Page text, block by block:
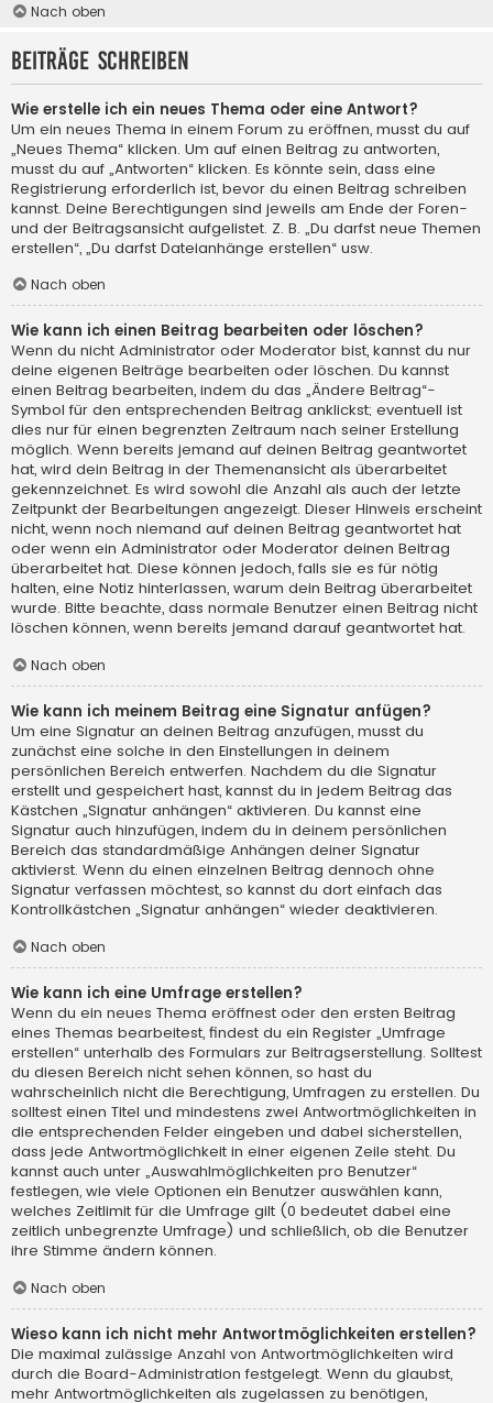
Nach oben
Beiträge schreiben
Wie erstelle ich ein neues Thema oder eine Antwort?
Um ein neues Thema in einem Forum zu eröffnen, musst du auf
„Neues Thema“ klicken. Um auf einen Beitrag zu antworten,
musst du auf „Antworten“ klicken. Es könnte sein, dass eine
Registrierung erforderlich ist, bevor du einen Beitrag schreiben
kannst. Deine Berechtigungen sind jeweils am Ende der Foren-
und der Beitragsansicht aufgelistet. Z. B. „Du darfst neue Themen
erstellen“, „Du darfst Dateianhänge erstellen“ usw.
Nach oben
Wie kann ich einen Beitrag bearbeiten oder löschen?
Wenn du nicht Administrator oder Moderator bist, kannst du nur
deine eigenen Beiträge bearbeiten oder löschen. Du kannst
einen Beitrag bearbeiten, indem du das „Ändere Beitrag“-
Symbol für den entsprechenden Beitrag anklickst; eventuell ist
dies nur für einen begrenzten Zeitraum nach seiner Erstellung
möglich. Wenn bereits jemand auf deinen Beitrag geantwortet
hat, wird dein Beitrag in der Themenansicht als überarbeitet
gekennzeichnet. Es wird sowohl die Anzahl als auch der letzte
Zeitpunkt der Bearbeitungen angezeigt. Dieser Hinweis erscheint
nicht, wenn noch niemand auf deinen Beitrag geantwortet hat
oder wenn ein Administrator oder Moderator deinen Beitrag
überarbeitet hat. Diese können jedoch, falls sie es für nötig
halten, eine Notiz hinterlassen, warum dein Beitrag überarbeitet
wurde. Bitte beachte, dass normale Benutzer einen Beitrag nicht
löschen können, wenn bereits jemand darauf geantwortet hat.
Nach oben
Wie kann ich meinem Beitrag eine Signatur anfügen?
Um eine Signatur an deinen Beitrag anzufügen, musst du
zunächst eine solche in den Einstellungen in deinem
persönlichen Bereich entwerfen. Nachdem du die Signatur
erstellt und gespeichert hast, kannst du in jedem Beitrag das
Kästchen „Signatur anhängen“ aktivieren. Du kannst eine
Signatur auch hinzufügen, indem du in deinem persönlichen
Bereich das standardmäßige Anhängen deiner Signatur
aktivierst. Wenn du einen einzelnen Beitrag dennoch ohne
Signatur verfassen möchtest, so kannst du dort einfach das
Kontrollkästchen „Signatur anhängen“ wieder deaktivieren.
Nach oben
Wie kann ich eine Umfrage erstellen?
Wenn du ein neues Thema eröffnest oder den ersten Beitrag
eines Themas bearbeitest, findest du ein Register „Umfrage
erstellen“ unterhalb des Formulars zur Beitragserstellung. Solltest
du diesen Bereich nicht sehen können, so hast du
wahrscheinlich nicht die Berechtigung, Umfragen zu erstellen. Du
solltest einen Titel und mindestens zwei Antwortmöglichkeiten in
die entsprechenden Felder eingeben und dabei sicherstellen,
dass jede Antwortmöglichkeit in einer eigenen Zeile steht. Du
kannst auch unter „Auswahlmöglichkeiten pro Benutzer“
festlegen, wie viele Optionen ein Benutzer auswählen kann,
welches Zeitlimit für die Umfrage gilt (0 bedeutet dabei eine
zeitlich unbegrenzte Umfrage) und schließlich, ob die Benutzer
ihre Stimme ändern können.
Nach oben
Wieso kann ich nicht mehr Antwortmöglichkeiten erstellen?
Die maximal zulässige Anzahl von Antwortmöglichkeiten wird
durch die Board-Administration festgelegt. Wenn du glaubst,
mehr Antwortmöglichkeiten als zugelassen zu benötigen,